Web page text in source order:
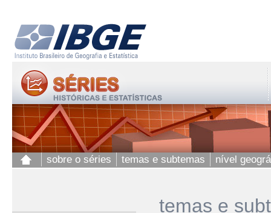
sobre o séries temas e subtemas nível
temas e